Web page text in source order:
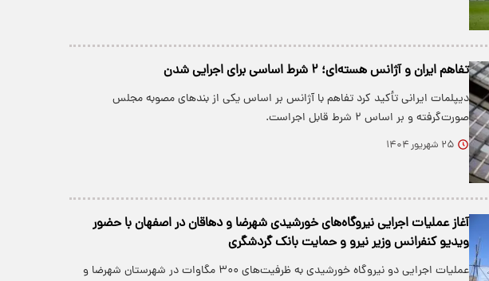
تفاهم ایران و آژانس هسته‌ای؛ ۲ شرط اساسی برای اجرایی شدن
دیپلمات ایرانی تأکید کرد تفاهم با آژانس بر اساس یکی از بندهای مصوبه مجلس
صورت‌گرفته و بر اساس ۲ شرط قابل اجراست.
۲۵ شهریور ۱۴۰۴
آغاز عملیات اجرایی نیروگاه‌های خورشیدی شهرضا و دهاقان در اصفهان با حضور
ویدیو کنفرانس وزیر نیرو و حمایت بانک گردشگری
عملیات اجرایی دو نیروگاه خورشیدی به ظرفیت‌های ۳۰۰ مگاوات در شهرستان شهرضا و